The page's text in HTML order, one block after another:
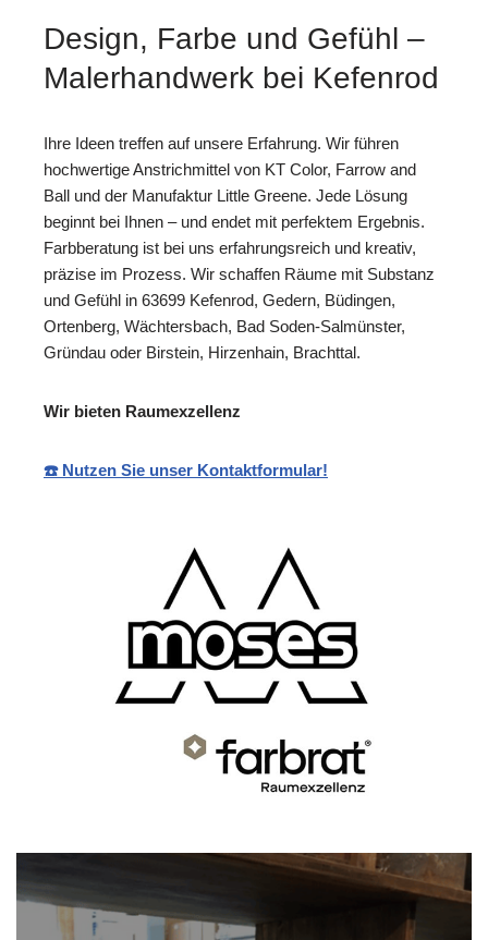
Design, Farbe und Gefühl –
Malerhandwerk bei Kefenrod
Ihre Ideen treffen auf unsere Erfahrung. Wir führen
hochwertige Anstrichmittel von KT Color, Farrow and
Ball und der Manufaktur Little Greene. Jede Lösung
beginnt bei Ihnen – und endet mit perfektem Ergebnis.
Farbberatung ist bei uns erfahrungsreich und kreativ,
präzise im Prozess. Wir schaffen Räume mit Substanz
und Gefühl in 63699 Kefenrod, Gedern, Büdingen,
Ortenberg, Wächtersbach, Bad Soden-Salmünster,
Gründau oder Birstein, Hirzenhain, Brachttal.
Wir bieten Raumexzellenz
☎️ Nutzen Sie unser Kontaktformular!